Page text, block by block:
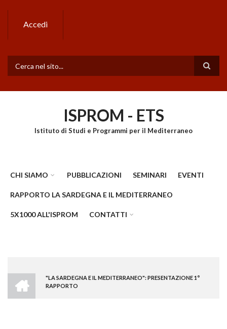
contenutoAccedi
ISPROM - ETS
Istituto di Studi e Programmi per il Mediterraneo
CHI SIAMO PUBBLICAZIONI SEMINARI EVENTI
RAPPORTO LA SARDEGNA E IL MEDITERRANEO
5X1000 ALL'ISPROM CONTATTI
BRICIOLE
DI
"LA SARDEGNA E IL MEDITERRANEO": PRESENTAZIONE 1°
RAPPORTO